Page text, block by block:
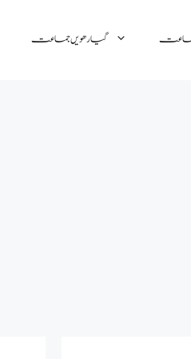
گیارھویں جماعت جماعت